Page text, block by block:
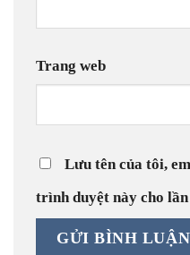
Trang web
Lưu tên của tôi,
trình duyệt này cho